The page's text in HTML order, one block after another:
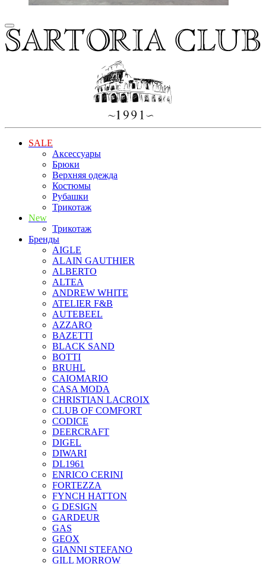
SALE
Аксессуары
Брюки
Верхняя одежда
Костюмы
Рубашки
Трикотаж
New
Трикотаж
Бренды
AIGLE
ALAIN GAUTHIER
ALBERTO
ALTEA
ANDREW WHITE
ATELIER F&B
AUTEBEEL
AZZARO
BAZETTI
BLACK SAND
BOTTI
BRUHL
CAIOMARIO
CASA MODA
CHRISTIAN LACROIX
CLUB OF COMFORT
CODICE
DEERCRAFT
DIGEL
DIWARI
DL1961
ENRICO CERINI
FORTEZZA
FYNCH HATTON
G DESIGN
GARDEUR
GAS
GEOX
GIANNI STEFANO
GILL MORROW